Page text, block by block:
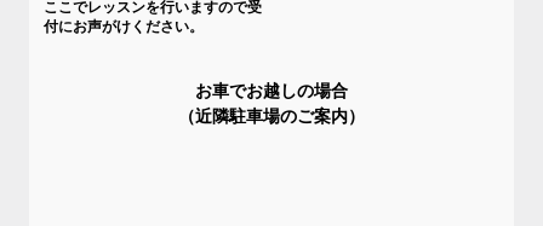
ここでレッスンを行いますので受
付にお声がけください。
お車でお越しの場合
（近隣駐車場のご案内）